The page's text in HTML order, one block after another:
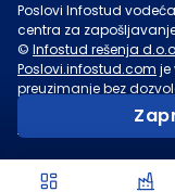
Poslovi Infostud
centra za
© Infostud rešenja
Poslovi.infostud.com je
preuzimanje bez
u druge svrhe, osim